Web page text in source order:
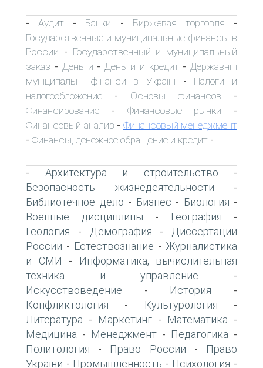
-Аудит - Банки - Биржевая торговля -
Государственные и муниципальные финансы в
России - Государственный и муниципальный
заказ - Деньги - Деньги и кредит - Державні і
муніципальні фінанси в Україні - Налоги и
налогообложение - Основы финансов -
Финансирование - Финансовые рынки -
Финансовый анализ - Финансовый менеджмент
- Финансы, денежное обращение и кредит -
- Архитектура и строительство -
Безопасность жизнедеятельности -
Библиотечное дело - Бизнес - Биология -
Военные дисциплины - География -
Геология - Демография -
Диссертации
России - Естествознание - Журналистика
и СМИ -
Информатика, вычислительная
техника и управление -
Искусствоведение - История -
Конфликтология - Культурология -
Литература - Маркетинг - Математика -
Медицина - Менеджмент - Педагогика -
Политология - Право России -
Право
України - Промышленность - Психология -